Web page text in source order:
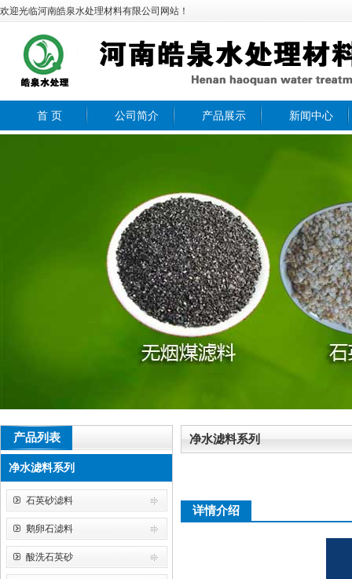
欢迎光临河南皓泉水处理材料有限公司网站！
首 页 公司简介 产品展示 新闻中心
产品列表
净水滤料系列
石英砂滤料
鹅卵石滤料
酸洗石英砂
净水滤料系列
详情介绍